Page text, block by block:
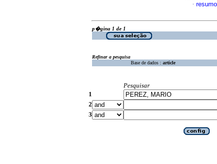
·
p�gina 1 de 1
Refinar a pesquisa
Base de dados : article
Pesquisar
1
2
3